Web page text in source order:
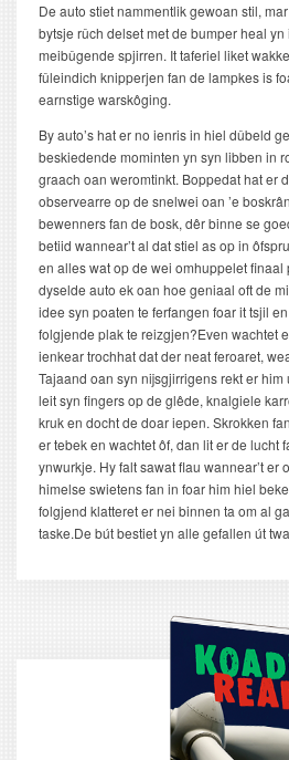
De auto stiet nammentlik gewoan stil,
bytsje rûch delset met de bumper heal
meibûgende spjirren. It taferiel liket
fûleindich knipperjen fan de lampkes is
earnstige warskôging.
By auto’s hat er no ienris in hiel dûbeld
beskiedende mominten yn syn libben in
graach oan weromtinkt. Boppedat hat er
observearre op de snelwei oan ’e
bewenners fan de bosk, dêr binne se
betiid wannear’t al dat stiel as op in
en alles wat op de wei omhuppelet finaal
dyselde auto ek oan hoe geniaal oft de
idee syn poaten te ferfangen foar it tsjil
folgjende plak te reizgjen?Even wachtet
ienkear trochhat dat der neat feroaret,
Tajaand oan syn nijsgjirrigens rekt er
leit syn fingers op de glêde, knalgiele
kruk en docht de doar iepen. Skrokken
er tebek en wachtet ôf, dan lit er de lucht
ynwurkje. Hy falt sawat flau wannear’t er
himelse swietens fan in foar him hiel
folgjend klatteret er nei binnen ta om al
taske.De bút bestiet yn alle gefallen út